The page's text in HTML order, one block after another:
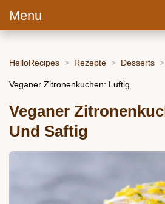
Menu
HelloRecipes Rezepte Desserts
Veganer Zitronenkuchen: Luftig
Veganer
Und Saftig